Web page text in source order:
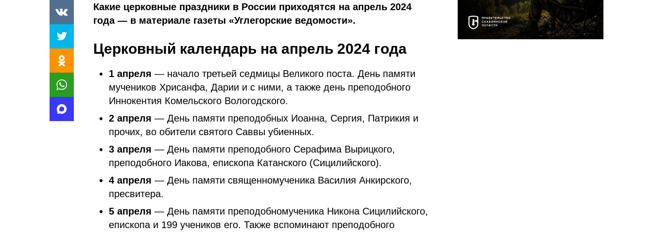
Какие церковные праздники в России приходятся на апрель 2024
года — в материале газеты «Углегорские ведомости».
Церковный календарь на апрель 2024 года
1 апреля — начало третьей седмицы Великого поста. День памяти
мучеников Хрисанфа, Дарии и с ними, а также день преподобного
Иннокентия Комельского Вологодского.
2 апреля — День памяти преподобных Иоанна, Сергия, Патрикия и
прочих, во обители святого Саввы убиенных.
3 апреля — День памяти преподобного Серафима Вырицкого,
преподобного Иакова, епископа Катанского (Сицилийского).
4 апреля — День памяти священномученика Василия Анкирского,
пресвитера.
5 апреля — День памяти преподобномученика Никона Сицилийского,
епископа и 199 учеников его. Также вспоминают преподобного